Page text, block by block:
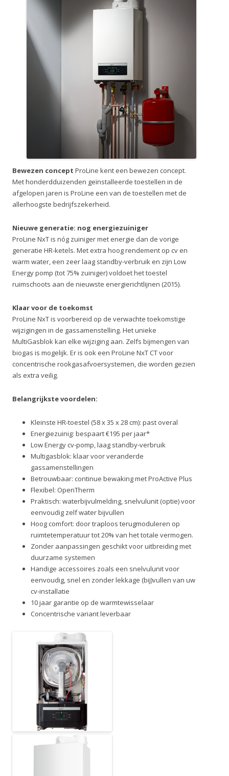
Bewezen concept ProLine kent een bewezen concept.
Met honderdduizenden geïnstalleerde toestellen in de
afgelopen jaren is ProLine een van de toestellen met de
allerhoogste bedrijfszekerheid.
Nieuwe generatie: nog energiezuiniger
ProLine NxT is nóg zuiniger met energie dan de vorige
generatie HR-ketels. Met extra hoog rendement op cv en
warm water, een zeer laag standby-verbruik en zijn Low
Energy pomp (tot 75% zuiniger) voldoet het toestel
ruimschoots aan de nieuwste energierichtlijnen (2015).
Klaar voor de toekomst
ProLine NxT is voorbereid op de verwachte toekomstige
wijzigingen in de gassamenstelling. Het unieke
MultiGasblok kan elke wijziging aan. Zelfs bijmengen van
biogas is mogelijk. Er is ook een ProLine NxT CT voor
concentrische rookgasafvoersystemen, die worden gezien
als extra veilig.
Belangrijkste voordelen:
Kleinste HR-toestel (58 x 35 x 28 cm): past overal
Energiezuinig: bespaart €195 per jaar*
Low Energy cv-pomp, laag standby-verbruik
Multigasblok: klaar voor veranderde
gassamenstellingen
Betrouwbaar: continue bewaking met ProActive Plus
Flexibel: OpenTherm
Praktisch: waterbijvulmelding, snelvulunit (optie) voor
eenvoudig zelf water bijvullen
Hoog comfort: door traploos terugmoduleren op
ruimtetemperatuur tot 20% van het totale vermogen.
Zonder aanpassingen geschikt voor uitbreiding met
duurzame systemen
Handige accessoires zoals een snelvulunit voor
eenvoudig, snel en zonder lekkage (bij)vullen van uw
cv-installatie
10 jaar garantie op de warmtewisselaar
Concentrische variant leverbaar